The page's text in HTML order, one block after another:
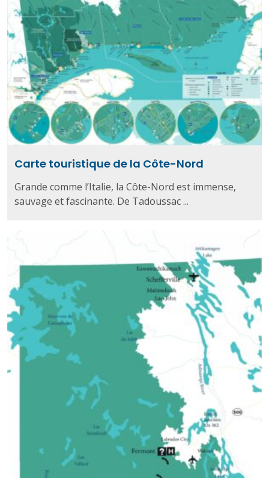
Carte touristique de la Côte-Nord
Grande comme l’Italie, la Côte-Nord est immense,
sauvage et fascinante. De Tadoussac ...